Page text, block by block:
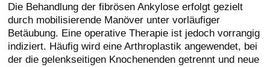
Die Behandlung der fibrösen Ankylose erfolgt gezielt
durch mobilisierende Manöver unter vorläufiger
Betäubung. Eine operative Therapie ist jedoch vorrangig
indiziert. Häufig wird eine Arthroplastik angewendet, bei
der die gelenkseitigen Knochenenden getrennt und neue